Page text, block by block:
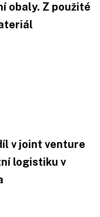
obaly. Z použité
v joint venture
logistiku v